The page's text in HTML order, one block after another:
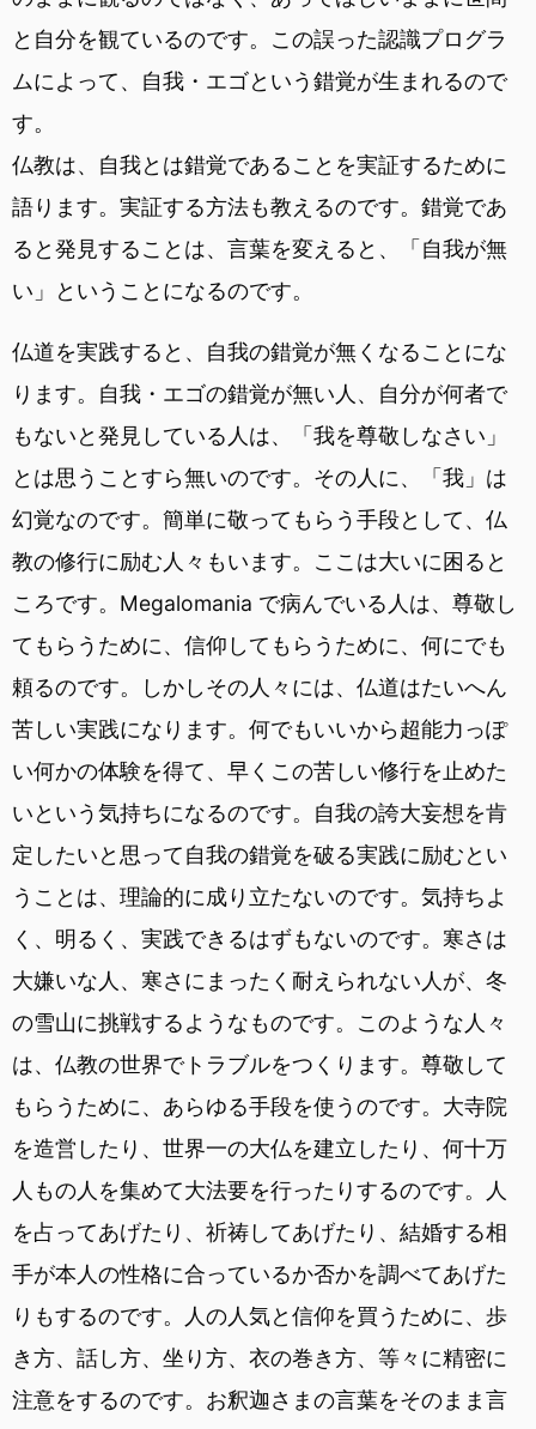
と自分を観ているのです。この誤った認識プログラ
ムによって、自我・エゴという錯覚が生まれるので
す。
仏教は、自我とは錯覚であることを実証するために
語ります。実証する方法も教えるのです。錯覚であ
ると発見することは、言葉を変えると、「自我が無
い」ということになるのです。
仏道を実践すると、自我の錯覚が無くなることにな
ります。自我・エゴの錯覚が無い人、自分が何者で
もないと発見している人は、「我を尊敬しなさい」
とは思うことすら無いのです。その人に、「我」は
幻覚なのです。簡単に敬ってもらう手段として、仏
教の修行に励む人々もいます。ここは大いに困ると
ころです。Megalomania で病んでいる人は、尊敬し
てもらうために、信仰してもらうために、何にでも
頼るのです。しかしその人々には、仏道はたいへん
苦しい実践になります。何でもいいから超能力っぽ
い何かの体験を得て、早くこの苦しい修行を止めた
いという気持ちになるのです。自我の誇大妄想を肯
定したいと思って自我の錯覚を破る実践に励むとい
うことは、理論的に成り立たないのです。気持ちよ
く、明るく、実践できるはずもないのです。寒さは
大嫌いな人、寒さにまったく耐えられない人が、冬
の雪山に挑戦するようなものです。このような人々
は、仏教の世界でトラブルをつくります。尊敬して
もらうために、あらゆる手段を使うのです。大寺院
を造営したり、世界一の大仏を建立したり、何十万
人もの人を集めて大法要を行ったりするのです。人
を占ってあげたり、祈祷してあげたり、結婚する相
手が本人の性格に合っているか否かを調べてあげた
りもするのです。人の人気と信仰を買うために、歩
き方、話し方、坐り方、衣の巻き方、等々に精密に
注意をするのです。お釈迦さまの言葉をそのまま言